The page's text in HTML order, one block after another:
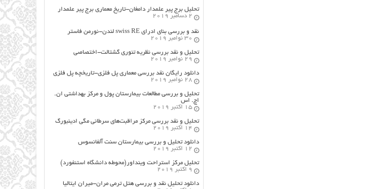
تحلیل برج پیر علمدار دامغان-تاریخ معماری برج پیر علمدار
2 دسامبر 2019
نقد و بررسی بنای ادرای swiss RE لندن-نورمن فاستر
30 نوامبر 2019
تحلیل و نقد بررسی نظریه تئوری گشتالت-اختصاصی
29 نوامبر 2019
دانلود رایگان نقد بررسی معماری پل فلزی-تاریخچه پل فلزی
28 نوامبر 2019
تحلیل و بررسی مطالعات بیمارستان پول و مرکز بهداشتی ان.
اچ. اس
15 اکتبر 2019
تحلیل و نقد بررسی مرکز مراقبت‌های سرطانی مگی ادینبورگ
14 اکتبر 2019
دانلود تحلیل و بررسی بیمارستان سنت آلفانسوس
12 اکتبر 2019
تحلیل مرکز استراحت وینداور(محوطه دانشگاه استنفورد)
9 اکتبر 2019
دانلود تحلیل نقد و بررسی هتل ترمی مران-میران ایتالیا